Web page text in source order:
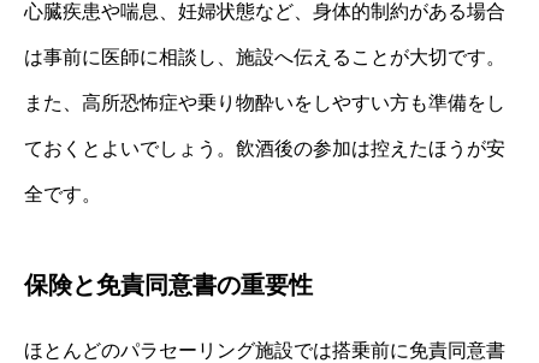
心臓疾患や喘息、妊婦状態など、身体的制約がある場合
は事前に医師に相談し、施設へ伝えることが大切です。
また、高所恐怖症や乗り物酔いをしやすい方も準備をし
ておくとよいでしょう。飲酒後の参加は控えたほうが安
全です。
保険と免責同意書の重要性
ほとんどのパラセーリング施設では搭乗前に免責同意書